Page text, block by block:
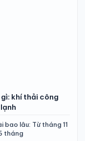
khí thải công
bao lâu: Từ tháng 11
tháng